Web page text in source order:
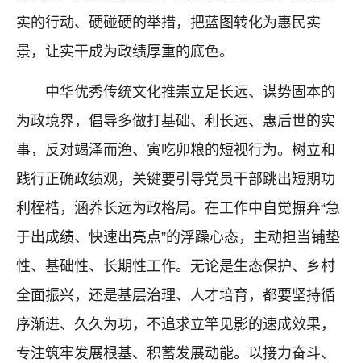
实的行动、硬碰硬的举措，把蓝图转化为惠民实
景，让实干成为政绩厚重的底色。
中华优秀传统文化推崇立足长远、谋势固本的
为政境界，倡导多做打基础、利长远、惠后世的实
事，反对竭泽而渔、寅吃卯粮的短视行为。树立和
践行正确政绩观，关键要引导党员干部跳出短期功
利桎梏，涵养长远为政格局。在工作中自觉摒弃“急
于出成绩、快速出亮点”的浮躁心态，主动担当铺垫
性、基础性、长期性工作。无论是生态保护、乡村
全面振兴，还是基层治理、人才培育，都要坚持循
序渐进、久久为功，不追求立竿见影的速成效果，
专注筑牢发展根基、积蓄发展动能。以接力奋斗、